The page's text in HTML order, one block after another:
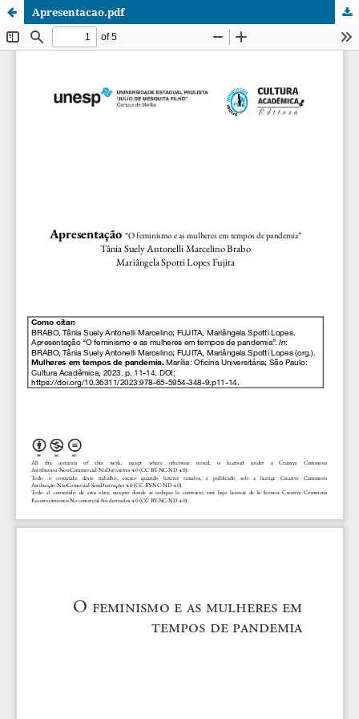
Apresentacao.pdf